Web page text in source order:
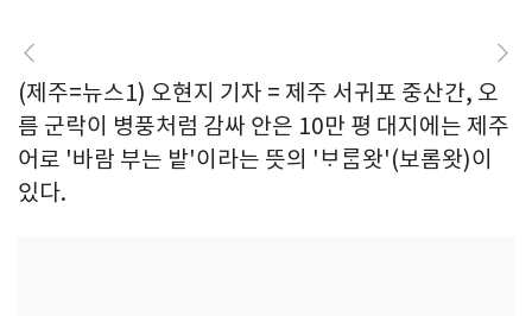
(제주=뉴스1) 오현지 기자 = 제주 서귀포 중산간, 오
름 군락이 병풍처럼 감싸 안은 10만 평 대지에는 제주
어로 '바람 부는 밭'이라는 뜻의 'ᄇᆞᄅᆞᆷ왓'(보롬왓)이
있다.